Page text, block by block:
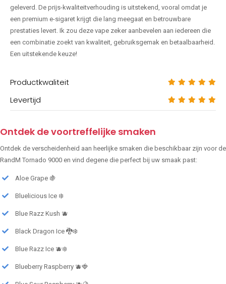
geleverd. De prijs-kwaliteitverhouding is uitstekend, vooral omdat je
een premium e-sigaret krijgt die lang meegaat en betrouwbare
prestaties levert. Ik zou deze vape zeker aanbevelen aan iedereen die
een combinatie zoekt van kwaliteit, gebruiksgemak en betaalbaarheid.
Een uitstekende keuze!
Productkwaliteit
Levertijd
Ontdek de voortreffelijke smaken
Ontdek de verscheidenheid aan heerlijke smaken die beschikbaar zijn voor de
RandM Tornado 9000 en vind degene die perfect bij uw smaak past:
Aloe Grape 🍇
Bluelicious Ice ❄️
Blue Razz Kush 🫐
Black Dragon Ice 🐉❄️
Blue Razz Ice 🫐❄️
Blueberry Raspberry 🫐🍓